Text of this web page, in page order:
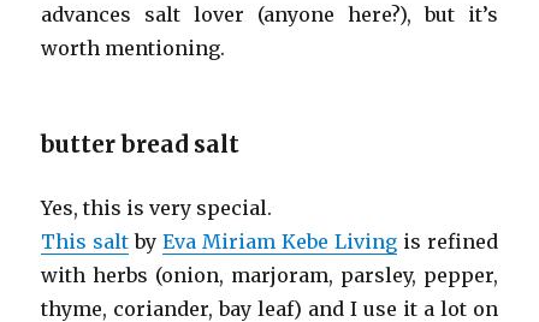
advances salt lover (anyone here?), but it’s
worth mentioning.
butter bread salt
Yes, this is very special.
This salt byEva Miriam Kebe Livingis refined
with herbs (onion, marjoram, parsley, pepper,
thyme, coriander, bay leaf) and I use it a lot on